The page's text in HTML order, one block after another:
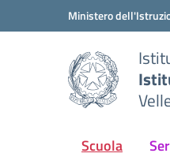
Vai ai contenuti
Vai al menu di navigazione
Ministero
Scuola